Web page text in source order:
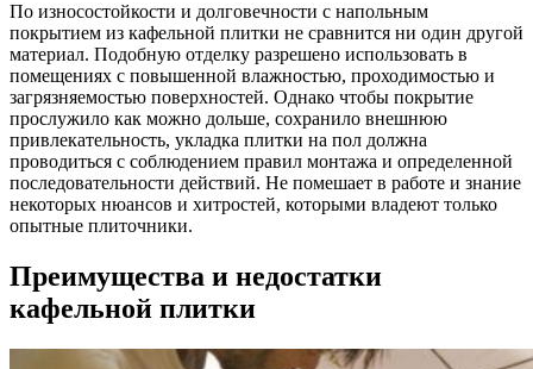
По износостойкости и долговечности с напольным
покрытием из кафельной плитки не сравнится ни один другой
материал. Подобную отделку разрешено использовать в
помещениях с повышенной влажностью, проходимостью и
загрязняемостью поверхностей. Однако чтобы покрытие
прослужило как можно дольше, сохранило внешнюю
привлекательность, укладка плитки на пол должна
проводиться с соблюдением правил монтажа и определенной
последовательности действий. Не помешает в работе и знание
некоторых нюансов и хитростей, которыми владеют только
опытные плиточники.
Преимущества и недостатки
кафельной плитки